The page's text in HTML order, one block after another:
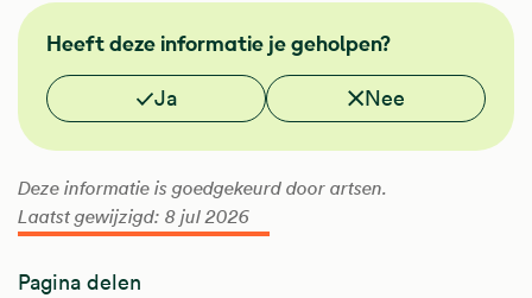
GGZ
Heeft deze informatie je geholpen?
Vond je deze informatie nuttig?
Ja Nee
Deze informatie is goedgekeurd door artsen.
Laatst gewijzigd: 8 jul 2026
Pagina delen